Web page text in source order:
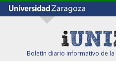
Boletín diario informativo de la